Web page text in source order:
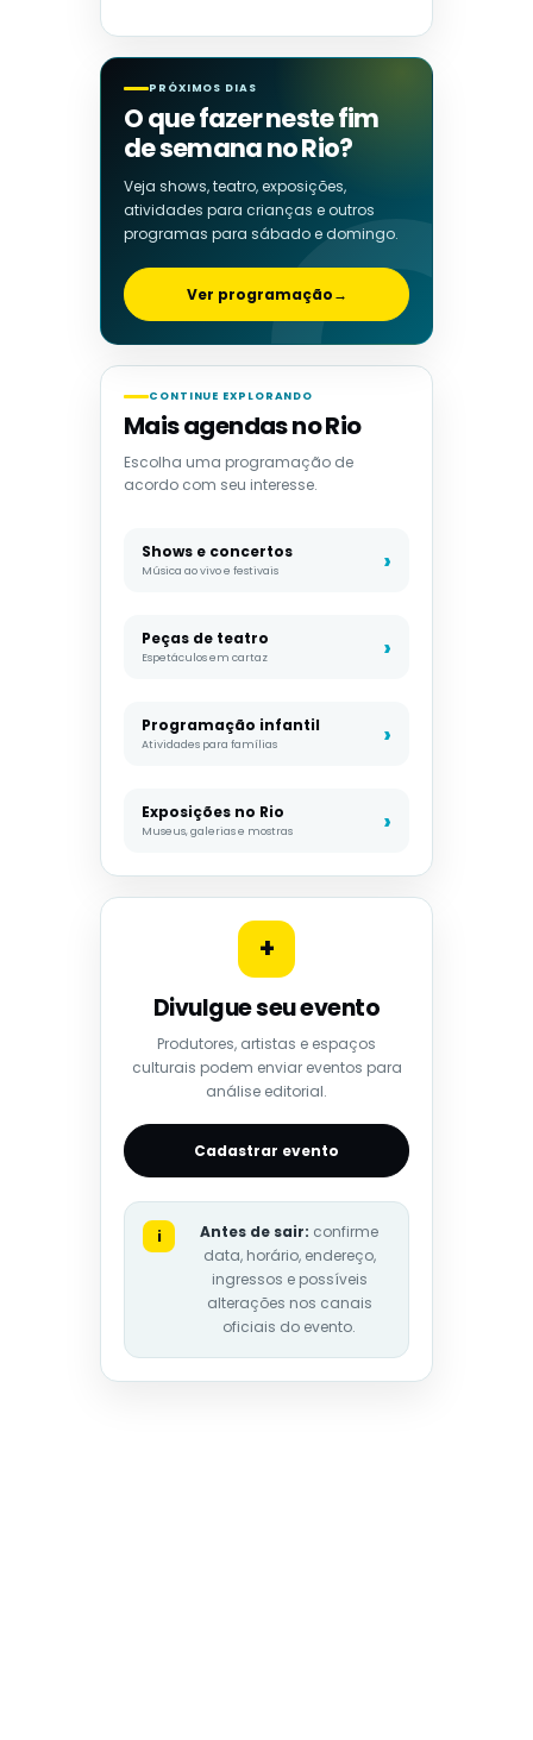
PRÓXIMOS DIAS
O que fazer neste fim
de semana no Rio?
Veja shows, teatro, exposições,
atividades para crianças e outros
programas para sábado e domingo.
Ver programação→
CONTINUE EXPLORANDO
Mais agendas no Rio
Escolha uma programação de
acordo com seu interesse.
Shows e concertos
Música ao vivo e festivais
Peças de teatro
Espetáculos em cartaz
Programação infantil
Atividades para famílias
Exposições no Rio
Museus, galerias e mostras
+
Divulgue seu evento
Produtores, artistas e espaços
culturais podem enviar eventos para
análise editorial.
Cadastrar evento
i Antes de sair: confirme
data, horário, endereço,
ingressos e possíveis
alterações nos canais
oficiais do evento.